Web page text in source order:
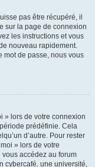
pas être récupéré, il
sur la page de connexion
les instructions et vous
nouveau rapidement.
mot de passe, nous vous
» lors de votre connexion
prédéfinie. Cela
d’autre. Pour rester
» lors de votre
vous accédez au forum
cybercafé, une université,